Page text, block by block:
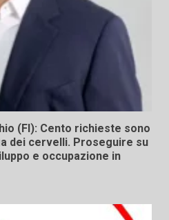
(FI): Cento richieste sono
dei cervelli. Proseguire su
e occupazione in